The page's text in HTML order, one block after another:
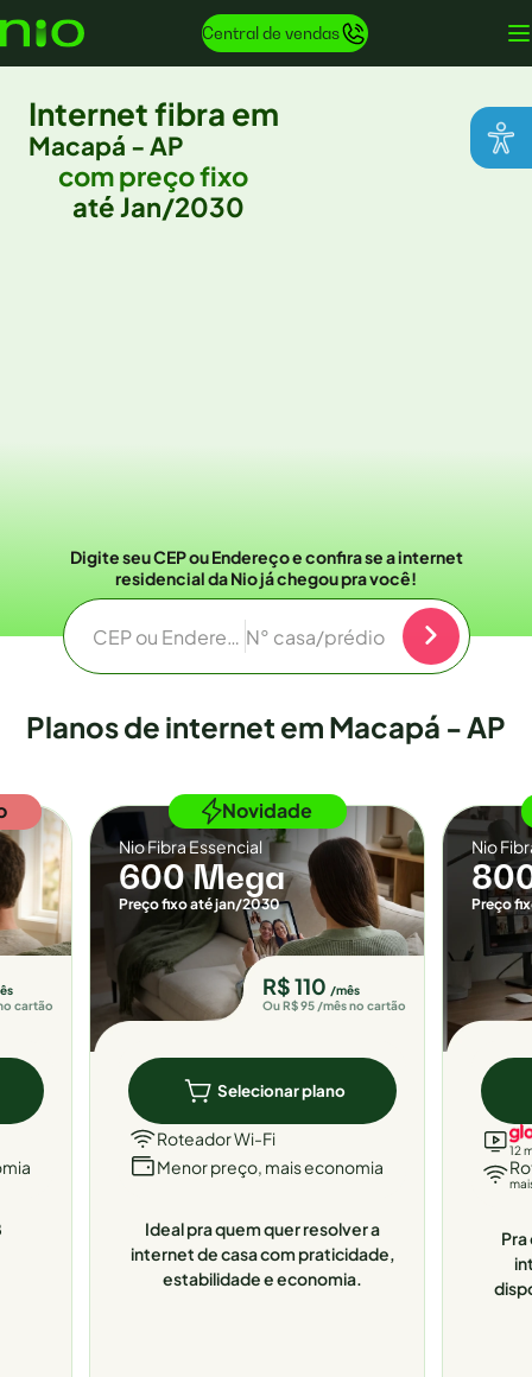
Central de vendas
Internet fibra em
Macapá - AP
com preço fixo
até Jan/2030
Digite seu CEP ou Endereço e confira se a internet
residencial da Nio já chegou pra você!
CEP ou EndereçoN° casa/prédio
Planos de internet em Macapá - AP
cartão
Novidade
Nio Fibra Essencial
600 Mega
Preço fixo até jan/2030
R$ 110 /mês
Ou R$ 95 /mês no cartão
Selecionar plano
Roteador Wi-Fi
Menor preço, mais economia
Ideal pra quem quer resolver a
internet de casa com praticidade,
estabilidade e economia.
Nio
Preço
12